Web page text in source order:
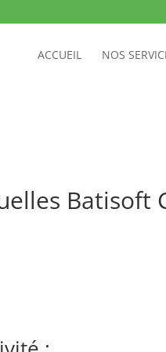
ACCUEIL NOS
Batisoft